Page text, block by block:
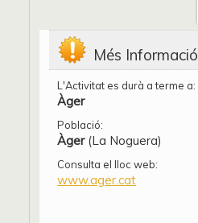
Més Informació
L'Activitat es durà a terme a:
Àger
Població:
Àger(La Noguera)
Consulta el lloc web:
www.ager.cat